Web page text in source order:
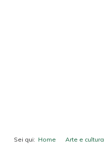
Sei qui: Home
Arte e cultura